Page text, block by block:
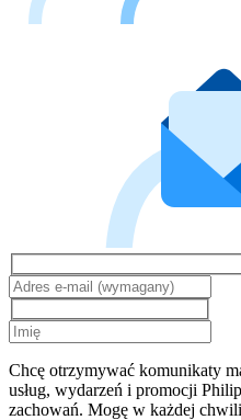
Chcę otrzymywać komunikaty
usług, wydarzeń i promocji
zachowań. Mogę w każdej